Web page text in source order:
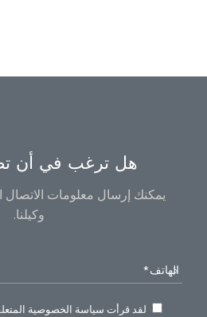
هل ترغب في أن
يمكنك إرسال معلومات الاتصال
وكيلنا.
لقد قرأت سياسة الخصوصية